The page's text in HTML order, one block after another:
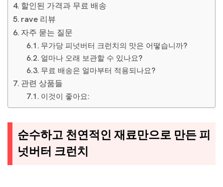
할인된 가격과 무료 배송
rave 리뷰
자주 묻는 질문
무가당 피넛버터 크런치의 맛은 어떻습니까?
얼마나 오래 보관할 수 있나요?
무료 배송은 얼마부터 적용되나요?
관련 상품들
이것이 좋아요:
순수하고 천연적인 재료만으로 만든 피
넛버터 크런치